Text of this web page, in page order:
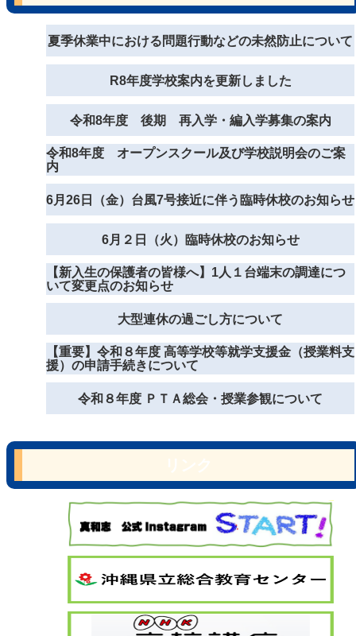
夏季休業中における問題行動などの未然防止について
R8年度学校案内を更新しました
令和8年度 後期 再入学・編入学募集の案内
令和8年度 オープンスクール及び学校説明会のご案
内
6月26日（金）台風7号接近に伴う臨時休校のお知らせ
6月２日（火）臨時休校のお知らせ
【新入生の保護者の皆様へ】1人１台端末の調達につ
いて変更点のお知らせ
大型連休の過ごし方について
【重要】令和８年度 高等学校等就学支援金（授業料支
援）の申請手続きについて
令和８年度 ＰＴＡ総会・授業参観について